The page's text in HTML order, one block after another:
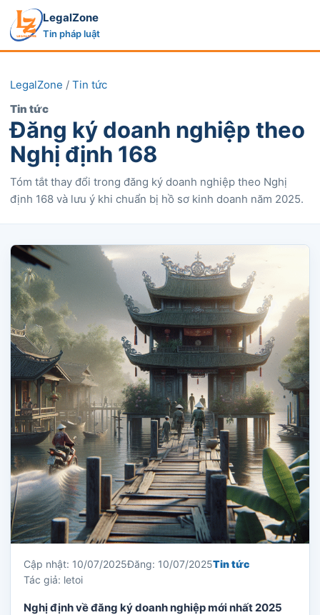
LegalZone
Tin pháp luật
LegalZone / Tin tức
Tin tức
Đăng ký doanh nghiệp theo
Nghị định 168
Tóm tắt thay đổi trong đăng ký doanh nghiệp theo Nghị
định 168 và lưu ý khi chuẩn bị hồ sơ kinh doanh năm 2025.
Cập nhật: 10/07/2025Đăng: 10/07/2025Tin tức
Tác giả: letoi
Nghị định về đăng ký doanh nghiệp mới nhất 2025